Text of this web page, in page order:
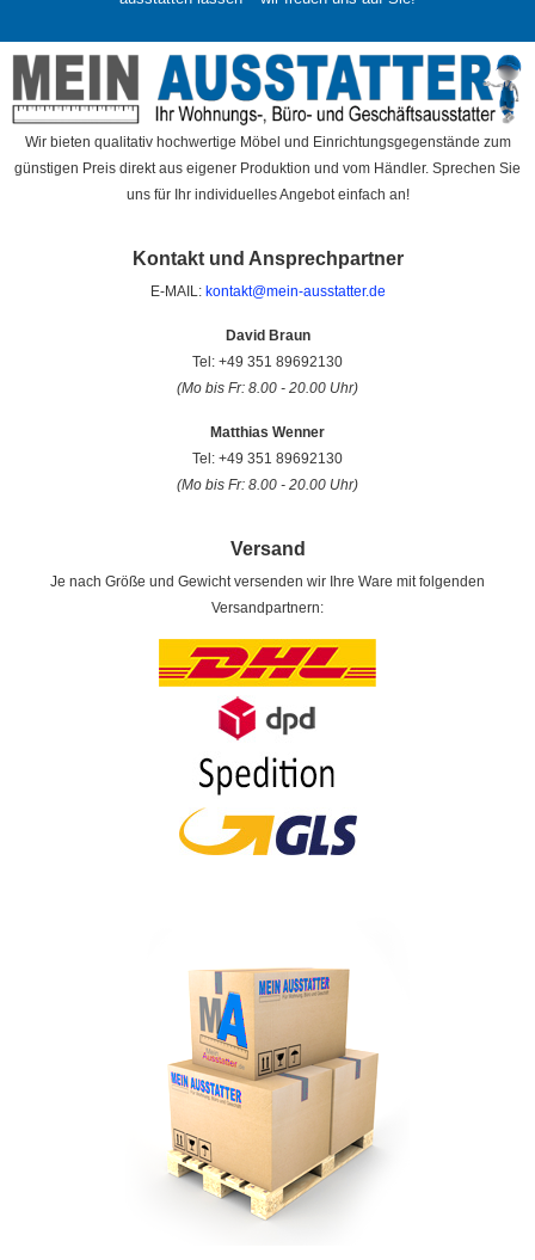
Wir bieten qualitativ hochwertige Möbel und Einrichtungsgegenstände zum
günstigen Preis direkt aus eigener Produktion und vom Händler. Sprechen Sie
uns für Ihr individuelles Angebot einfach an!
Kontakt und Ansprechpartner
E-MAIL: kontakt@mein-ausstatter.de
David Braun
Tel: +49 351 89692130
(Mo bis Fr: 8.00 - 20.00 Uhr)
Matthias Wenner
Tel: +49 351 89692130
(Mo bis Fr: 8.00 - 20.00 Uhr)
Versand
Je nach Größe und Gewicht versenden wir Ihre Ware mit folgenden
Versandpartnern: